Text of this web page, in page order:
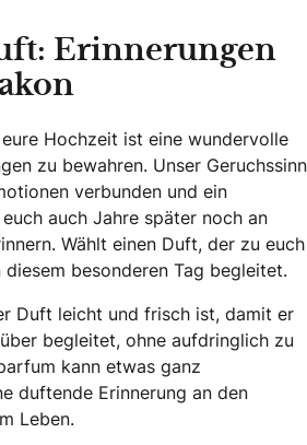
Erinnerungen
Hochzeit ist eine wundervolle
zu bewahren. Unser Geruchssinn
verbunden und ein
auch Jahre später noch an
Wählt einen Duft, der zu euch
besonderen Tag begleitet.
Duft leicht und frisch ist, damit er
begleitet, ohne aufdringlich zu
kann etwas ganz
duftende Erinnerung an den
Leben.